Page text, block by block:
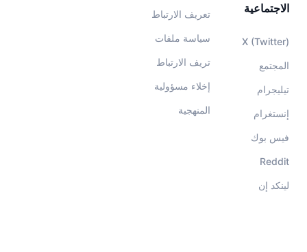
تعريف الارتباط
سياسة ملفات
تريف الارتباط
إخلاء مسؤولية
المنهجية
الاجتماعية
X (Twitter)
المجتمع
تيليجرام
إنستغرام
فيس بوك
Reddit
لينكد إن